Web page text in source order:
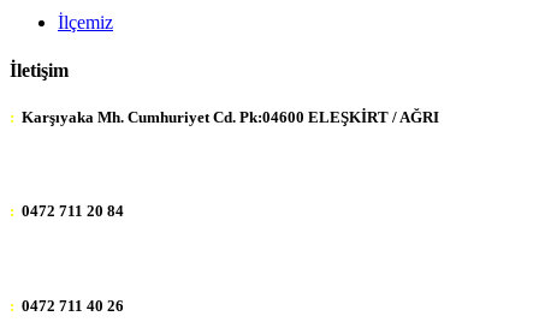
İlçemiz
İletişim
: Karşıyaka Mh. Cumhuriyet Cd. Pk:04600 ELEŞKİRT / AĞRI
: 0472 711 20 84
: 0472 711 40 26